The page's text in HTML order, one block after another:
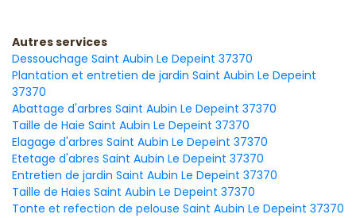
Autres services
Dessouchage Saint Aubin Le Depeint 37370
Plantation et entretien de jardin Saint Aubin Le Depeint
37370
Abattage d'arbres Saint Aubin Le Depeint 37370
Taille de Haie Saint Aubin Le Depeint 37370
Elagage d'arbres Saint Aubin Le Depeint 37370
Etetage d'abres Saint Aubin Le Depeint 37370
Entretien de jardin Saint Aubin Le Depeint 37370
Taille de Haies Saint Aubin Le Depeint 37370
Tonte et refection de pelouse Saint Aubin Le Depeint 37370